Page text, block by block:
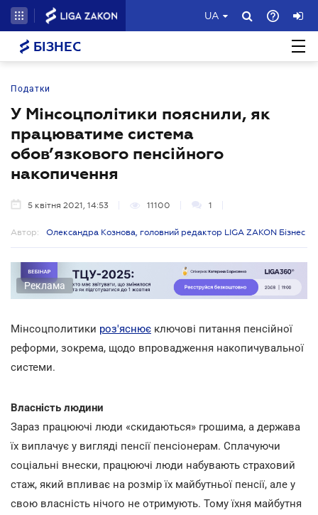
UA
БІЗНЕС
Податки
У Мінсоцполітики пояснили, як
працюватиме система
обов’язкового пенсійного
накопичення
5 квітня 2021, 14:53 11100 1
Автор: Олександра Кознова, головний редактор LIGA ZAKON Бізнес
Реклама
Мінсоцполитики роз'яснює ключові питання пенсійної
реформи, зокрема, щодо впровадження накопичувальної
системи.
Власність людини
Зараз працюючі люди «скидаються» грошима, а держава
їх виплачує у вигляді пенсії пенсіонерам. Сплачуючи
соціальні внески, працюючі люди набувають страховий
стаж, який впливає на розмір їх майбутньої пенсії, але у
свою власність нічого не отримують. Тому їхня майбутня